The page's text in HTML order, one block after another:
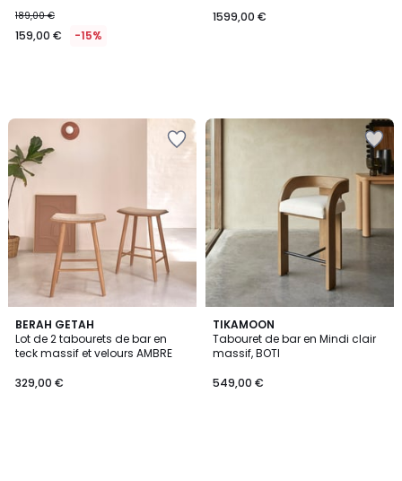
189,00 €
159,00 € -15%
1599,00 €
BERAH GETAH
Lot de 2 tabourets de bar en
teck massif et velours AMBRE
329,00 €
TIKAMOON
Tabouret de bar en Mindi clair
massif, BOTI
549,00 €